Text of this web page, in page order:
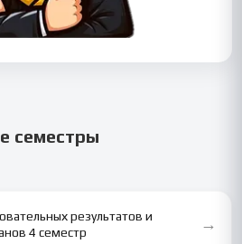
семестры
результатов и
4 семестр
→